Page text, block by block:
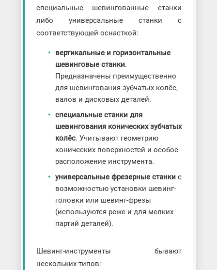
специальные шевингованные станки
либо универсальные станки с
соответствующей оснасткой:
вертикальные и горизонтальные
шевинговые станки.
Предназначены преимущественно
для шевингования зубчатых колёс,
валов и дисковых деталей.
специальные станки для
шевингования конических зубчатых
колёс. Учитывают геометрию
конических поверхностей и особое
расположение инструмента.
универсальные фрезерные станкис
возможностью установки шевинг-
головки или шевинг-фрезы
(используются реже и для мелких
партий деталей).
Шевинг-инструменты бывают
нескольких типов: